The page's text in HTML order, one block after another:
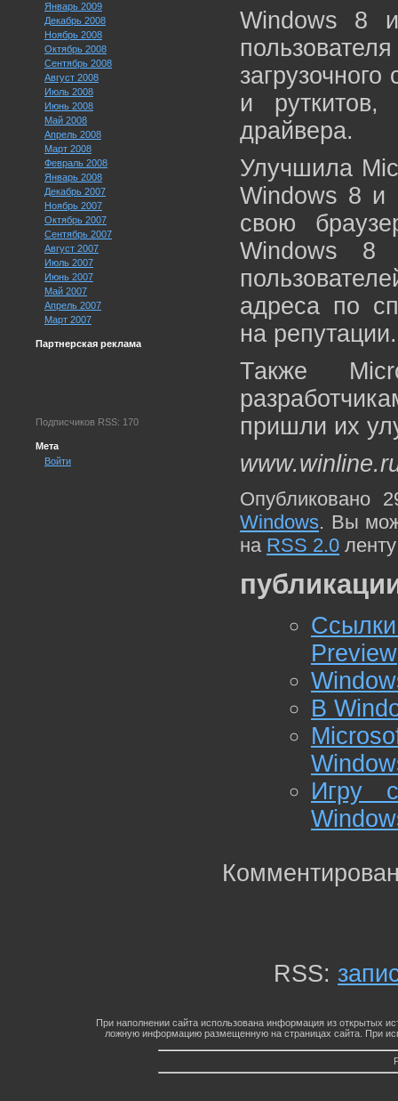
Январь 2009
Декабрь 2008
Ноябрь 2008
Октябрь 2008
Сентябрь 2008
Август 2008
Июль 2008
Июнь 2008
Май 2008
Апрель 2008
Март 2008
Февраль 2008
Январь 2008
Декабрь 2007
Ноябрь 2007
Октябрь 2007
Сентябрь 2007
Август 2007
Июль 2007
Июнь 2007
Май 2007
Апрель 2007
Март 2007
Партнерская реклама
Подписчиков RSS: 170
Мета
Войти
Windows 8
загрузочного
и руткитов,
драйвера.
Улучшила
Windows 8 и
свою
Windows 8
адреса по
на
Также
пришли их
Опубликовано
Windows. Вы
на RSS 2.0
Preview
В
Игру
RSS:
При наполнении сайта использована информация из открытых
ложную информацию размещенную на страницах сайта. При